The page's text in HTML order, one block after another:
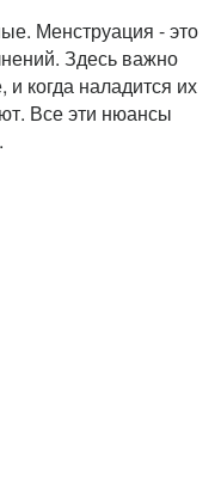
Менструация - это
Здесь важно
и когда наладится их
Все эти нюансы